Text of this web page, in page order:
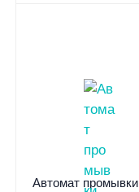
Автомат промывки